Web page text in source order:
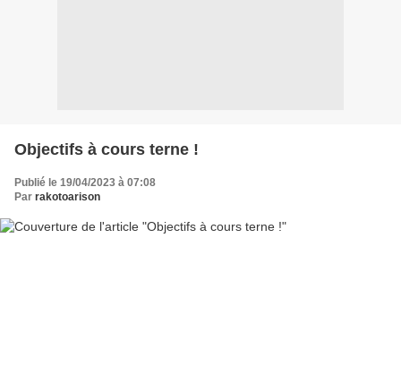
Objectifs à cours terne !
Publié le 19/04/2023 à 07:08
Par rakotoarison